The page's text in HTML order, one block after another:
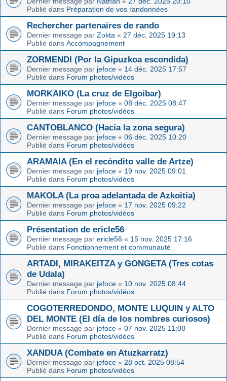
Publié dans Préparation de vos randonnées
Rechercher partenaires de rando
Dernier message par Zokta « 27 déc. 2025 19:13
Publié dans Accompagnement
ZORMENDI (Por la Gipuzkoa escondida)
Dernier message par jefoce « 14 déc. 2025 17:57
Publié dans Forum photos/vidéos
MORKAIKO (La cruz de Elgoibar)
Dernier message par jefoce « 08 déc. 2025 08:47
Publié dans Forum photos/vidéos
CANTOBLANCO (Hacia la zona segura)
Dernier message par jefoce « 06 déc. 2025 10:20
Publié dans Forum photos/vidéos
ARAMAIA (En el recóndito valle de Artze)
Dernier message par jefoce « 19 nov. 2025 09:01
Publié dans Forum photos/vidéos
MAKOLA (La proa adelantada de Azkoitia)
Dernier message par jefoce « 17 nov. 2025 09:22
Publié dans Forum photos/vidéos
Présentation de ericle56
Dernier message par ericle56 « 15 nov. 2025 17:16
Publié dans Fonctionnement et communauté
ARTADI, MIRAKEITZA y GONGETA (Tres cotas
de Udala)
Dernier message par jefoce « 10 nov. 2025 08:44
Publié dans Forum photos/vidéos
COGOTERREDONDO, MONTE LUQUIN y ALTO
DEL MONTE (El día de los nombres curiosos)
Dernier message par jefoce « 07 nov. 2025 11:08
Publié dans Forum photos/vidéos
XANDUA (Combate en Atuzkarratz)
Dernier message par jefoce « 28 oct. 2025 08:54
Publié dans Forum photos/vidéos